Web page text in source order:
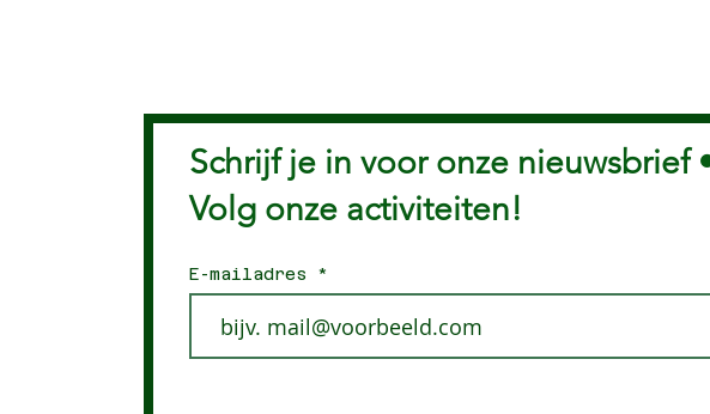
Schrijf je in voor onze nieuwsbrief
Volg onze activiteiten!
E-mailadres